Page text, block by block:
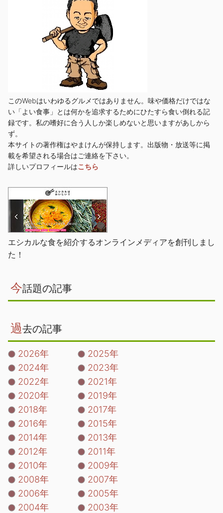
このWebはいわゆるグルメではありません。味や価格だけではな
い「よい食事」とは何かを追求するためにひたすら食い倒れる記
録です。私の嗜好に合う人しか楽しめないと思いますがあしから
ず。
本サイトの著作権はやまけんが保持します。出版物・放送等に掲
載を希望される場合はご連絡を下さい。
詳しいプロフィールはこちら
エシカルな食を紹介するオンラインメディアを創刊しまし
た！
今話題の記事
過去の記事
2026年
2025年
2024年
2023年
2022年
2021年
2020年
2019年
2018年
2017年
2016年
2015年
2014年
2013年
2012年
2011年
2010年
2009年
2008年
2007年
2006年
2005年
2004年
2003年